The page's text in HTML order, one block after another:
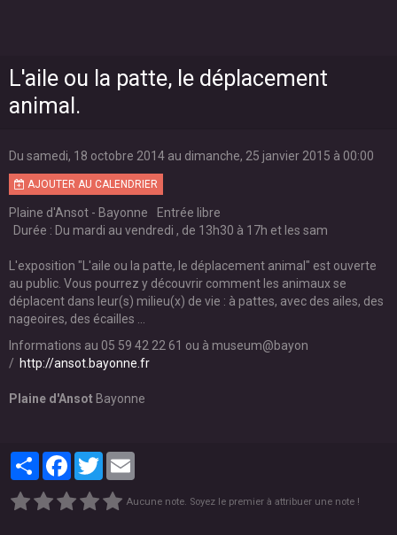
L'aile ou la patte, le déplacement
animal.
Du samedi, 18 octobre 2014 au dimanche, 25 janvier 2015 à 00:00
AJOUTER AU CALENDRIER
Plaine d'Ansot - Bayonne
Entrée libre
Durée : Du mardi au vendredi , de 13h30 à 17h et les sam
L'exposition "L'aile ou la patte, le déplacement animal" est ouverte
au public. Vous pourrez y découvrir comment les animaux se
déplacent dans leur(s) milieu(x) de vie : à pattes, avec des ailes, des
nageoires, des écailles ...
Informations au 05 59 42 22 61 ou à museum@bayon
http://ansot.bayonne.fr
Plaine d'AnsotBayonne
PartagerFacebook
Twitter
Aucune note. Soyez le premier à attribuer une note !